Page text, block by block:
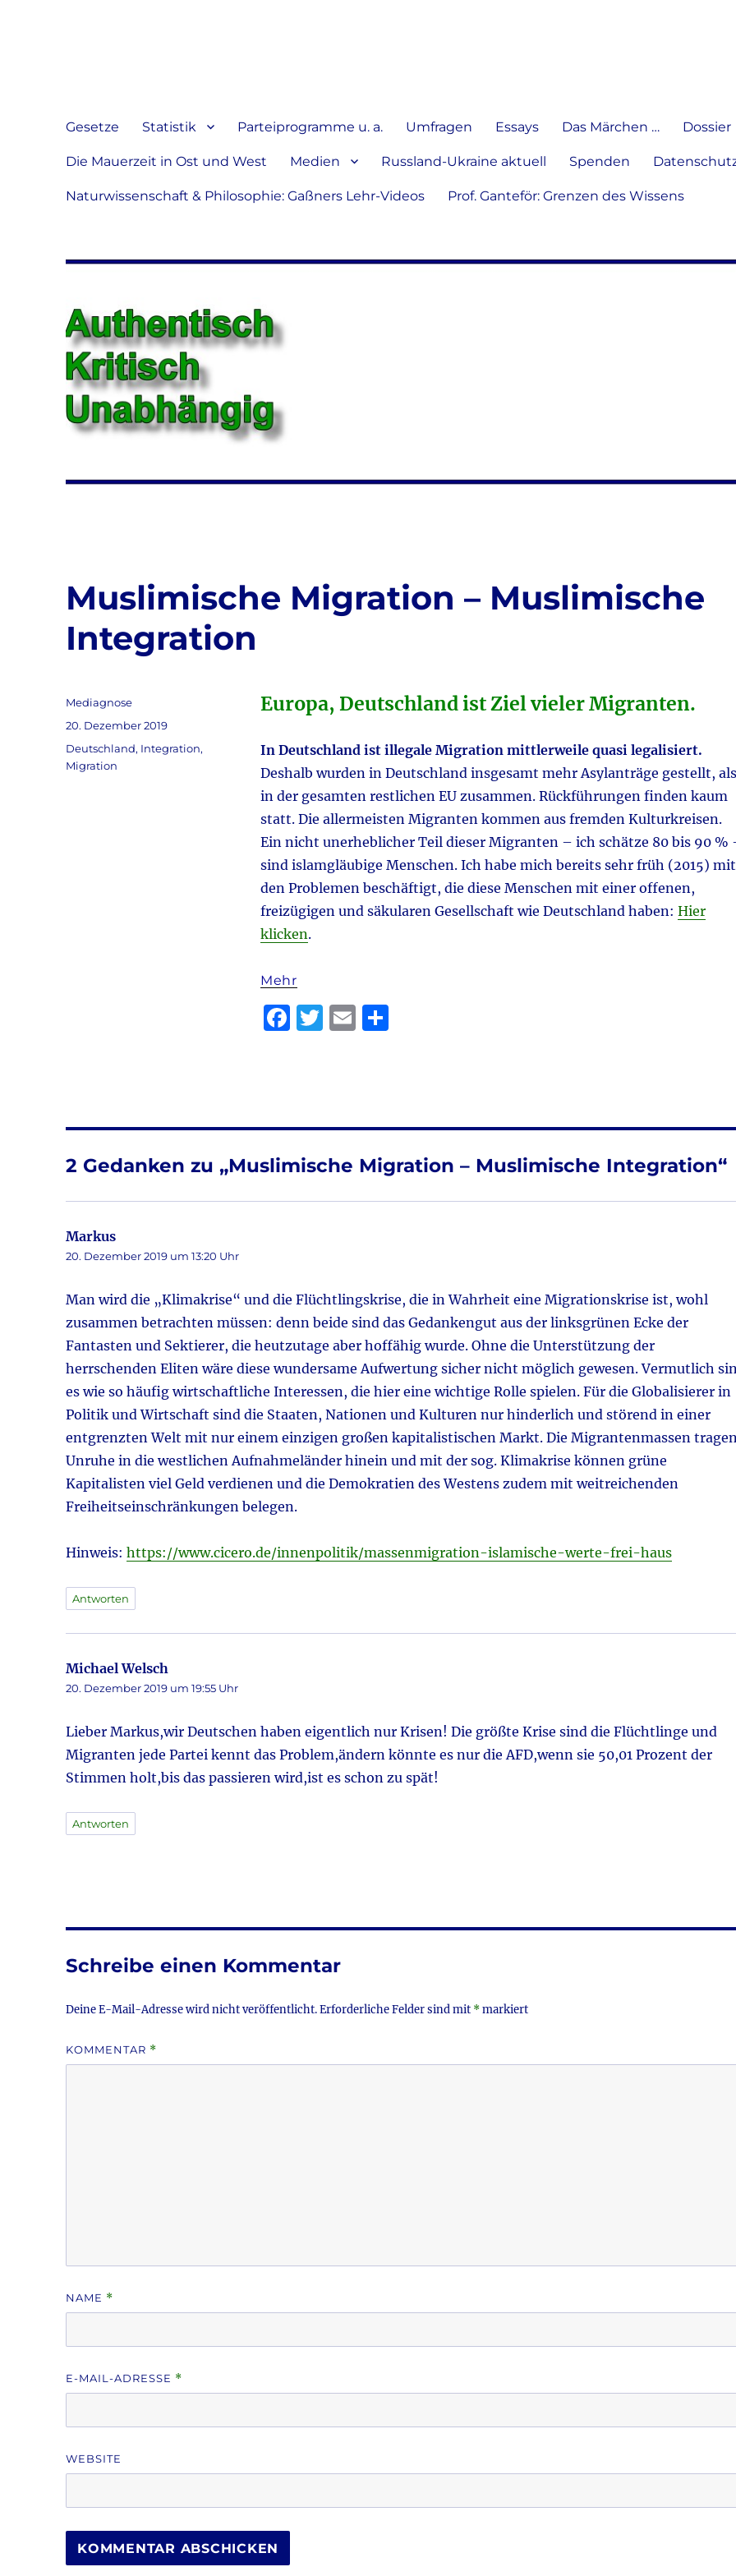
verbreiten
Gesetze Statistik Parteiprogramme u. a. Umfragen Essays Das Märchen … Dossier
Die Mauerzeit in Ost und West Medien Russland-Ukraine aktuell Spenden
Naturwissenschaft & Philosophie: Gaßners Lehr-Videos Prof. Ganteför: Grenzen des Wissens
Muslimische Migration – Muslimische
Integration
Europa, Deutschland ist Ziel vieler Migranten.
In Deutschland ist illegale Migration mittlerweile quasi legalisiert.
Deshalb wurden in Deutschland insgesamt mehr Asylanträge gestellt, als
in der gesamten restlichen EU zusammen. Rückführungen finden kaum
statt. Die allermeisten Migranten kommen aus fremden Kulturkreisen.
Ein nicht unerheblicher Teil dieser Migranten – ich schätze 80 bis 90 %
sind islamgläubige Menschen. Ich habe mich bereits sehr früh (2015) mit
den Problemen beschäftigt, die diese Menschen mit einer offenen,
freizügigen und säkularen Gesellschaft wie Deutschland haben: Hier
klicken.
Mehr
F
b
o
o
k
T
r
E T
Autor
Mediagnose
Veröffentlicht
am
20. Dezember 2019
Kategorien
Deutschland, Integration,
Migration
2 Gedanken zu „Muslimische Migration – Muslimische Integration“
Markus
20. Dezember 2019 um 13:20 Uhr
Man wird die „Klimakrise“ und die Flüchtlingskrise, die in Wahrheit eine Migrationskrise ist, wohl
zusammen betrachten müssen: denn beide sind das Gedankengut aus der linksgrünen Ecke der
Fantasten und Sektierer, die heutzutage aber hoffähig wurde. Ohne die Unterstützung der
herrschenden Eliten wäre diese wundersame Aufwertung sicher nicht möglich gewesen. Vermutlich
es wie so häufig wirtschaftliche Interessen, die hier eine wichtige Rolle spielen. Für die Globalisierer in
Politik und Wirtschaft sind die Staaten, Nationen und Kulturen nur hinderlich und störend in einer
entgrenzten Welt mit nur einem einzigen großen kapitalistischen Markt. Die Migrantenmassen
Unruhe in die westlichen Aufnahmeländer hinein und mit der sog. Klimakrise können grüne
Kapitalisten viel Geld verdienen und die Demokratien des Westens zudem mit weitreichenden
Freiheitseinschränkungen belegen.
Hinweis:https://www.cicero.de/innenpolitik/massenmigration-islamische-werte-frei-haus
Antworten
Michael Welsch
20. Dezember 2019 um 19:55 Uhr
Lieber Markus,wir Deutschen haben eigentlich nur Krisen! Die größte Krise sind die Flüchtlinge und
Migranten jede Partei kennt das Problem,ändern könnte es nur die AFD,wenn sie 50,01 Prozent der
Stimmen holt,bis das passieren wird,ist es schon zu spät!
Antworten
Schreibe einen Kommentar
Deine E-Mail-Adresse wird nicht veröffentlicht.Erforderliche Felder sind mit *markiert
KOMMENTAR *
NAME *
E-MAIL-ADRESSE *
WEBSITE